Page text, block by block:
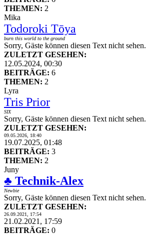
THEMEN: 2
Mika
Todoroki Tōya
burn this world to the ground
Sorry, Gäste können diesen Text nicht sehen.
ZULETZT GESEHEN:
12.05.2024, 00:30
BEITRÄGE: 6
THEMEN: 2
Lyra
Tris Prior
SIX
Sorry, Gäste können diesen Text nicht sehen.
ZULETZT GESEHEN:
09.05.2026, 18:40
19.07.2025, 01:48
BEITRÄGE: 3
THEMEN: 2
Juny
♣ Technik-Alex
Newbie
Sorry, Gäste können diesen Text nicht sehen.
ZULETZT GESEHEN:
26.09.2021, 17:54
21.02.2021, 17:59
BEITRÄGE: 0